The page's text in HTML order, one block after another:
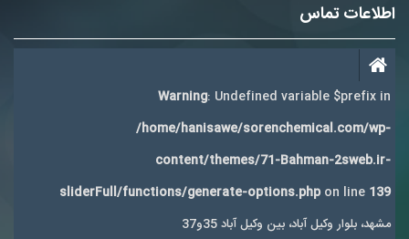
اطلاعات تماس
Warning: Undefined variable $prefix in
/home/hanisawe/sorenchemical.com/wp-
content/themes/71-Bahman-2sweb.ir-
sliderFull/functions/generate-options.php on line 139
مشهد، بلوار وکیل آباد، بین وکیل آباد 35و37